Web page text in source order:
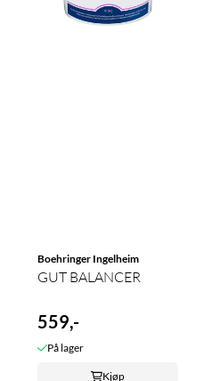
Boehringer Ingelheim
GUT BALANCER
559,-
På lager
Kjøp